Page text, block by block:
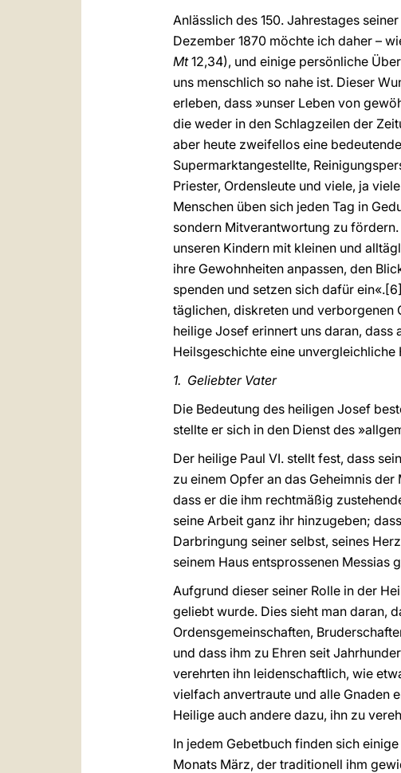
Anlässlich des 150. Jahrestages
Dezember 1870 möchte ich daher –
Mt12,34), und einige persönliche
uns menschlich so nahe ist. Dieser
erleben, dass »unser Leben von
die weder in den Schlagzeilen der
aber heute zweifellos eine
Supermarktangestellte,
Priester, Ordensleute und viele, ja
Menschen üben sich jeden Tag in
sondern Mitverantwortung zu
unseren Kindern mit kleinen und
ihre Gewohnheiten anpassen, den
spenden und setzen sich dafür ein«.
täglichen, diskreten und verborgenen
heilige Josef erinnert uns daran, dass
Heilsgeschichte eine
1. Geliebter Vater
Die Bedeutung des heiligen Josef
stellte er sich in den Dienst des
Der heilige Paul VI. stellt fest, dass
zu einem Opfer an das Geheimnis
dass er die ihm rechtmäßig
seine Arbeit ganz ihr hinzugeben;
Darbringung seiner selbst, seines
seinem Haus entsprossenen Messias
Aufgrund dieser seiner Rolle in der
geliebt wurde. Dies sieht man daran,
Ordensgemeinschaften,
und dass ihm zu Ehren seit
verehrten ihn leidenschaftlich, wie
vielfach anvertraute und alle Gnaden
Heilige auch andere dazu, ihn zu
In jedem Gebetbuch finden sich
Monats März, der traditionell ihm